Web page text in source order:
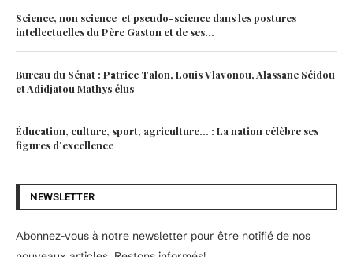
Science, non science et pseudo-science dans les postures
intellectuelles du Père Gaston et de ses...
Bureau du Sénat : Patrice Talon, Louis Vlavonou, Alassane Séidou
et Adidjatou Mathys élus
Éducation, culture, sport, agriculture… : La nation célèbre ses
figures d’excellence
NEWSLETTER
Abonnez-vous à notre newsletter pour être notifié de nos